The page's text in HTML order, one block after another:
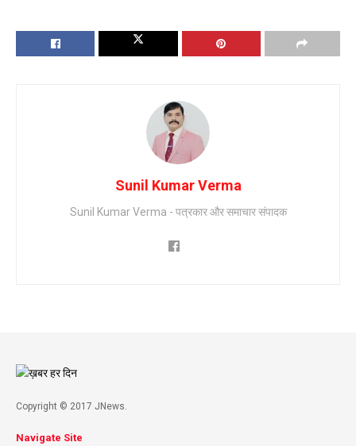
Sunil Kumar Verma
Sunil Kumar Verma - पत्रकार और समाचार संपादक
Copyright © 2017 JNews.
Navigate Site